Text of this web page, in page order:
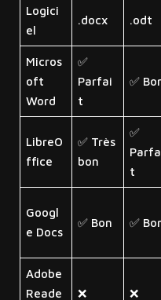
Logici
el
.docx .odt
Micros
oft
Word
✅
Parfai
t
✅
LibreO
ffice
✅ Très
bon
✅
t
Googl
e Docs
✅ Bon ✅
Adobe
Reade
❌ ❌